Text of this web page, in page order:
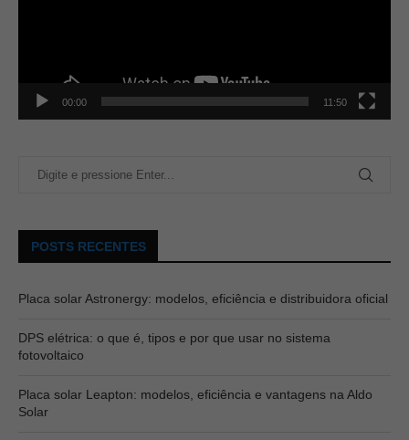
00:00 11:50
POSTS RECENTES
Placa solar Astronergy: modelos, eficiência e distribuidora oficial
DPS elétrica: o que é, tipos e por que usar no sistema
fotovoltaico
Placa solar Leapton: modelos, eficiência e vantagens na Aldo
Solar